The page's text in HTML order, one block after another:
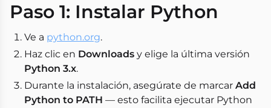
Paso 1: Instalar Python
Ve a python.org.
Haz clic en Downloads y elige la última versión
Python 3.x.
Durante la instalación, asegúrate de marcar Add
Python to PATH — esto facilita ejecutar Python